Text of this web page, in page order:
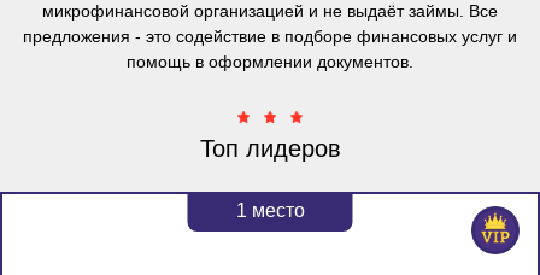
микрофинансовой организацией и не выдаёт займы. Все
предложения - это содействие в подборе финансовых услуг и
помощь в оформлении документов.
Топ лидеров
1 место